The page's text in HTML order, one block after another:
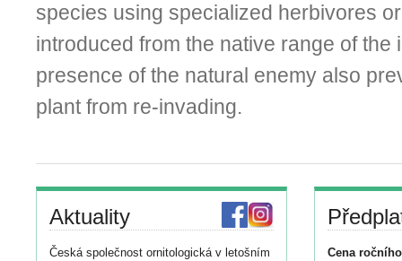
species using specialized herbivores
introduced from the native range of the
presence of the natural enemy also
plant from re-invading.
Aktuality
Česká společnost ornitologická v letošním
Cena